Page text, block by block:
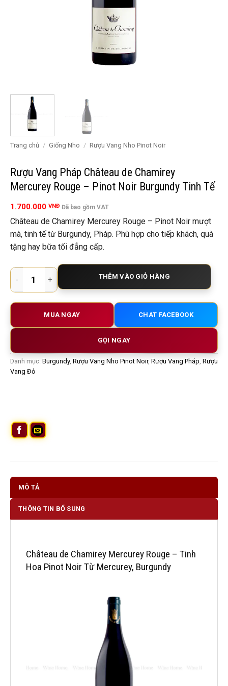
Trang chủ / Giống Nho / Rượu Vang Nho Pinot Noir
Rượu Vang Pháp Château de Chamirey
Mercurey Rouge – Pinot Noir Burgundy Tinh Tế
1.700.000 VNĐ Đã bao gồm VAT
Château de Chamirey Mercurey Rouge – Pinot Noir mượt
mà, tinh tế từ Burgundy, Pháp. Phù hợp cho tiếp khách, quà
tặng hay bữa tối đẳng cấp.
Rượu Vang Pháp Château de Chamirey Mercurey Rouge –
THÊM VÀO GIỎ HÀNG
MUA NGAY CHAT FACEBOOK
GỌI NGAY
Danh mục: Burgundy, Rượu Vang Nho Pinot Noir, Rượu Vang Pháp Rượu
Vang Đỏ
MÔ TẢ
THÔNG TIN BỔ SUNG
Château de Chamirey Mercurey Rouge – Tinh
Hoa Pinot Noir Từ Mercurey, Burgundy